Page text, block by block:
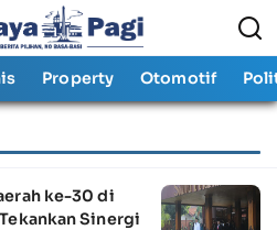
Property Otomotif
ke-30 di
Sinergi